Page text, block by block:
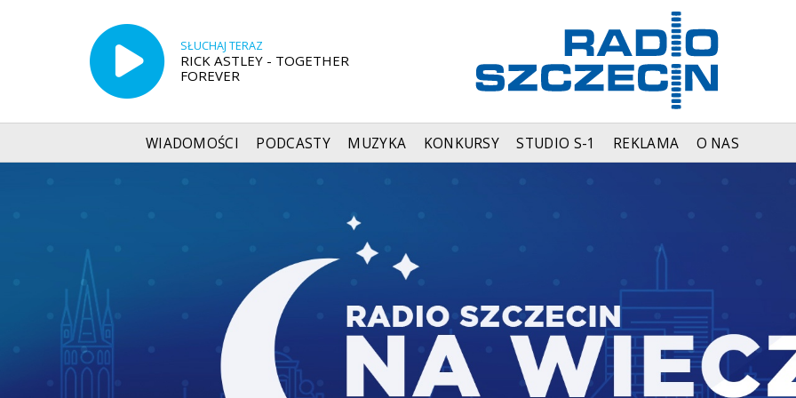
SŁUCHAJ TERAZ
RICK ASTLEY - TOGETHER
FOREVER
WIADOMOŚCI PODCASTY MUZYKA KONKURSY STUDIO S-1 REKLAMA O NAS